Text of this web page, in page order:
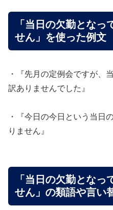
「当日の欠勤となっ
せん」を使った例文
・『先月の定例会ですが、
訳ありませんでした』
・『今日の今日という当日
りません』
「当日の欠勤となっ
せん」の類語や言い